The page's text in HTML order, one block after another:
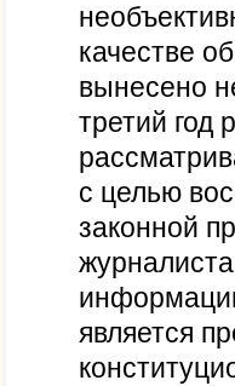
качестве
вынесено
третий год
с целью
законной
является